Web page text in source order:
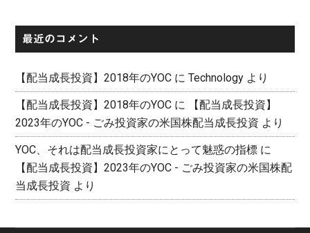
イ
ブ最近のコメント
【配当成長投資】2018年のYOC にTechnology より
【配当成長投資】2018年のYOC に
【配当成長投資】
2023年のYOC - ごみ投資家の米国株配当成長投資 より
YOC、それは配当成長投資家にとって魅惑の指標 に
【配当成長投資】2023年のYOC - ごみ投資家の米国株配
当成長投資 より